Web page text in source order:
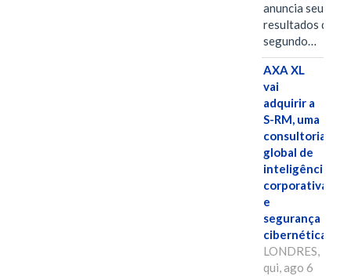
anuncia seus
resultados do
segundo…
AXA XL
vai
adquirir a
S-RM, uma
consultoria
global de
inteligência
corporativa
e
segurança
cibernética
LONDRES,
qui, ago 6